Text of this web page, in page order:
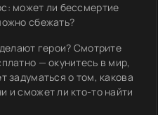
может ли бессмертие
сбежать?
герои? Смотрите
— окунитесь в мир,
задуматься о том, какова
и сможет ли кто-то найти